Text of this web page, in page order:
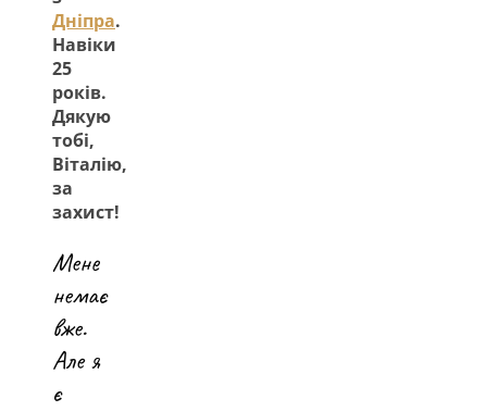
Дніпра.
Навіки
25
років.
Дякую
тобі,
Віталію,
за
захист!
Мене
немає
вже.
Але я
є